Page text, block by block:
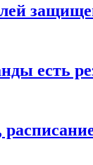
есть